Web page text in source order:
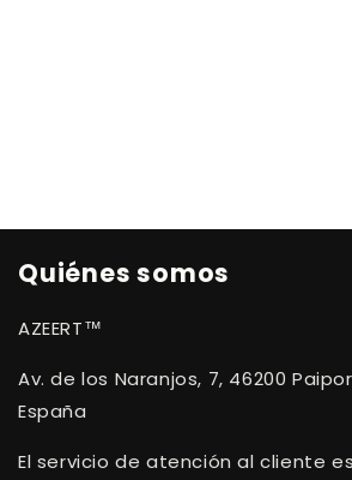
Quiénes somos
AZEERT™
Av. de los Naranjos, 7, 46200
España
El servicio de atención al cliente